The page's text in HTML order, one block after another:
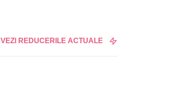
VEZI REDUCERILE ACTUALE